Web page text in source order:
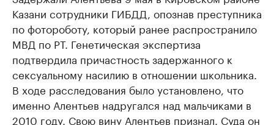
Казани сотрудники ГИБДД, опознав преступника
по фотороботу, который ранее распространило
МВД по РТ. Генетическая экспертиза
подтвердила причастность задержанного к
сексуальному насилию в отношении школьника.
В ходе расследования было установлено, что
именно Алентьев надругался над мальчиками в
2010 году. Свою вину Алентьев признал. Суда он